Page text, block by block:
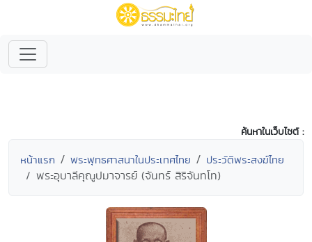
ค้นหาในเว็บไซต์ :
หน้าแรก พระพุทธศาสนาในประเทศไทย ประวัติพระสงฆ์ไทย
พระอุบาลีคุณูปมาจารย์ (จันทร์ สิริจันทโท)